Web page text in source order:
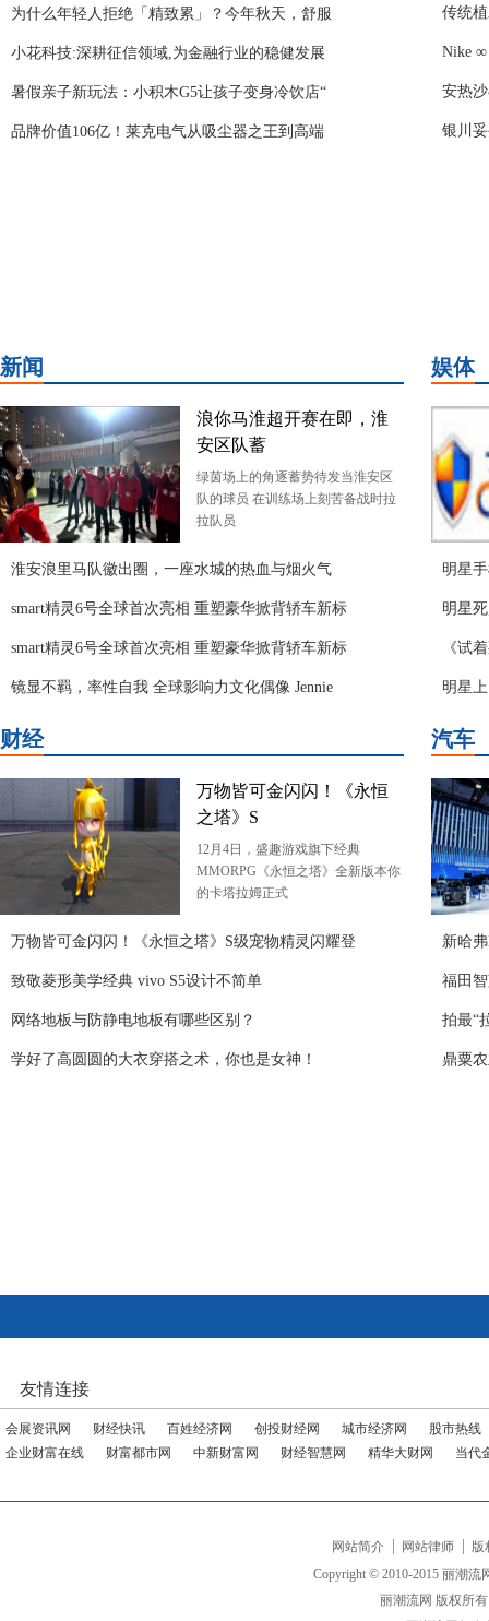
为什么年轻人拒绝「精致累」？今年秋天，舒服
小花科技:深耕征信领域,为金融行业的稳健发展
暑假亲子新玩法：小积木G5让孩子变身冷饮店“
品牌价值106亿！莱克电气从吸尘器之王到高端
传统
Nike
安热
银川
新闻
浪你马淮超开赛在即，淮
安区队蓄
绿茵场上的角逐蓄势待发当淮安区
队的球员 在训练场上刻苦备战时拉
拉队员
淮安浪里马队徽出圈，一座水城的热血与烟火气
smart精灵6号全球首次亮相 重塑豪华掀背轿车新标
smart精灵6号全球首次亮相 重塑豪华掀背轿车新标
镜显不羁，率性自我 全球影响力文化偶像 Jennie
娱体
明星
明星
《试
明星
财经
万物皆可金闪闪！《永恒
之塔》S
12月4日，盛趣游戏旗下经典
MMORPG《永恒之塔》全新版本你
的卡塔拉姆正式
万物皆可金闪闪！《永恒之塔》S级宠物精灵闪耀登
致敬菱形美学经典 vivo S5设计不简单
网络地板与防静电地板有哪些区别？
学好了高圆圆的大衣穿搭之术，你也是女神！
汽车
新哈
福田
拍最“
鼎粟
友情连接
会展资讯网 财经快讯 百姓经济网 创投财经网 城市经济网
股市热线
企业财富在线
财富都市网 中新财富网 财经智慧网 精华大财网 当代
网站简介 网站律师
版
Copyright © 2010-2015 丽潮流
丽潮流网 版权所